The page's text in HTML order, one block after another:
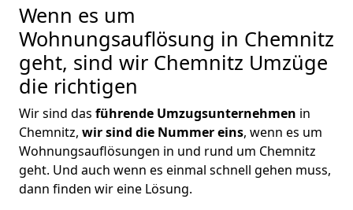
Wenn es um
Wohnungsauflösung in Chemnitz
geht, sind wir Chemnitz Umzüge
die richtigen
Wir sind das führende Umzugsunternehmen in
Chemnitz, wir sind die Nummer eins, wenn es um
Wohnungsauflösungen in und rund um Chemnitz
geht. Und auch wenn es einmal schnell gehen muss,
dann finden wir eine Lösung.